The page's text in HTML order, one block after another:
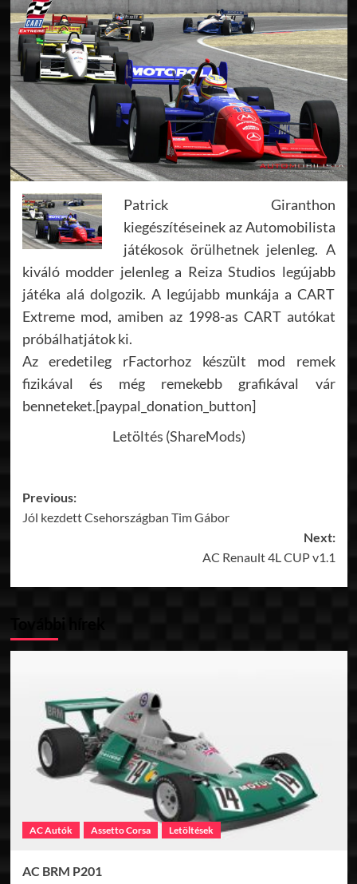
Patrick Giranthon
kiegészítéseinek az Automobilista
játékosok örülhetnek jelenleg. A
kiváló modder jelenleg a Reiza Studios legújabb
játéka alá dolgozik. A legújabb munkája a CART
Extreme mod, amiben az 1998-as CART autókat
próbálhatjátok ki.
Az eredetileg rFactorhoz készült mod remek
fizikával és még remekebb grafikával vár
benneteket.[paypal_donation_button]
Letöltés (ShareMods)
Post
navigation
Previous:
Jól kezdett Csehországban Tim Gábor
Next:
AC Renault 4L CUP v1.1
AC Autók Assetto Corsa Letöltések
AC BRM P201